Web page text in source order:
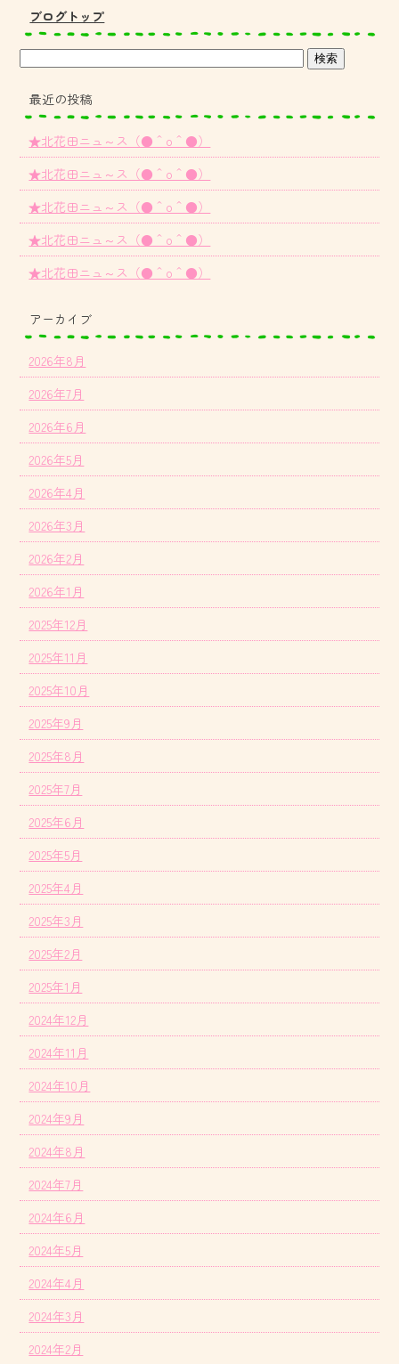
ブログトップ
最近の投稿
★北花田ニュ～ス（●＾o＾●）
★北花田ニュ～ス（●＾o＾●）
★北花田ニュ～ス（●＾o＾●）
★北花田ニュ～ス（●＾o＾●）
★北花田ニュ～ス（●＾o＾●）
アーカイブ
2026年8月
2026年7月
2026年6月
2026年5月
2026年4月
2026年3月
2026年2月
2026年1月
2025年12月
2025年11月
2025年10月
2025年9月
2025年8月
2025年7月
2025年6月
2025年5月
2025年4月
2025年3月
2025年2月
2025年1月
2024年12月
2024年11月
2024年10月
2024年9月
2024年8月
2024年7月
2024年6月
2024年5月
2024年4月
2024年3月
2024年2月